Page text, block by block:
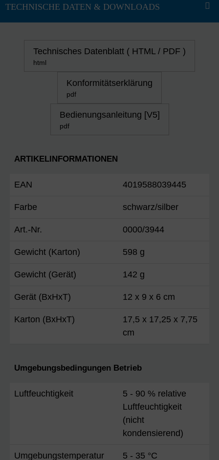
Technisches Datenblatt ( HTML / PDF )
html
Konformitätserklärung
pdf
Bedienungsanleitung [V5]
pdf
ARTIKELINFORMATIONEN
EAN 4019588039445
Farbe schwarz/silber
Art.-Nr. 0000/3944
Gewicht (Karton) 598 g
Gewicht (Gerät) 142 g
Gerät (BxHxT) 12 x 9 x 6 cm
Karton (BxHxT)
17,5 x 17,25 x 7,75
cm
Umgebungsbedingungen Betrieb
Luftfeuchtigkeit
5 - 90 % relative
Luftfeuchtigkeit
(nicht
kondensierend)
Umgebungstemperatur 5 - 35 °C